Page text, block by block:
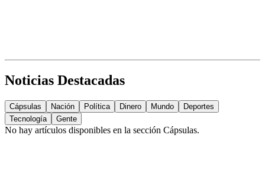
Noticias Destacadas
Cápsulas Nación Política Dinero Mundo
Deportes
Tecnología
Gente
No hay artículos disponibles en la sección Cápsulas.